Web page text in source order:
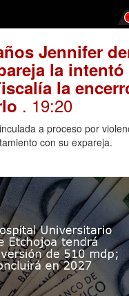
Jennifer
la intentó
la
. 19:20
a proceso por
con su expareja.